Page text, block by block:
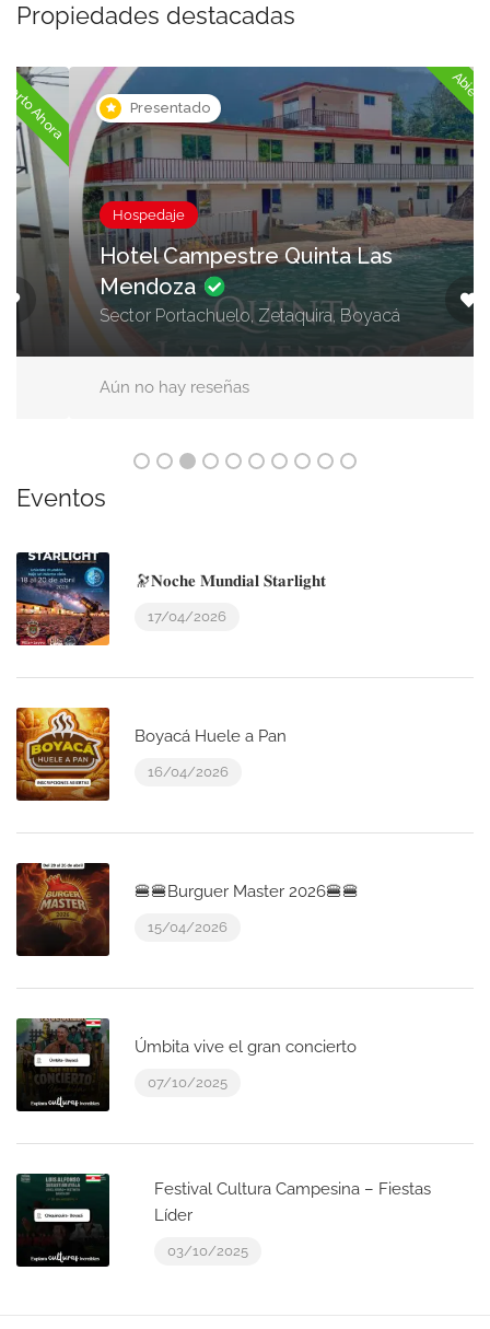
Propiedades destacadas
Presentado Abierto Ahora
Hospedaje
Hotel Campestre Quinta Las
Mendoza
Sector Portachuelo, Zetaquira, Boyacá
Aún no hay reseñas
Eventos
🔭𝐍𝐨𝐜𝐡𝐞 𝐌𝐮𝐧𝐝𝐢𝐚𝐥 𝐒𝐭𝐚𝐫𝐥𝐢𝐠𝐡𝐭
17/04/2026
Boyacá Huele a Pan
16/04/2026
🍔🍔Burguer Master 2026🍔🍔
15/04/2026
Úmbita vive el gran concierto
07/10/2025
Festival Cultura Campesina – Fiestas
Líder
03/10/2025